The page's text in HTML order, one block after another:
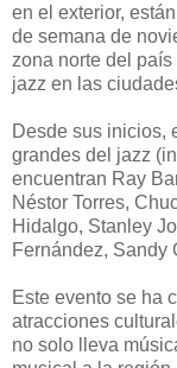
en el exterior,
de semana de
zona norte del
jazz en las
Desde sus inicios,
grandes del jazz
encuentran Ray
Néstor Torres,
Hidalgo, Stanley
Fernández, Sandy
Este evento se ha
atracciones
no solo lleva